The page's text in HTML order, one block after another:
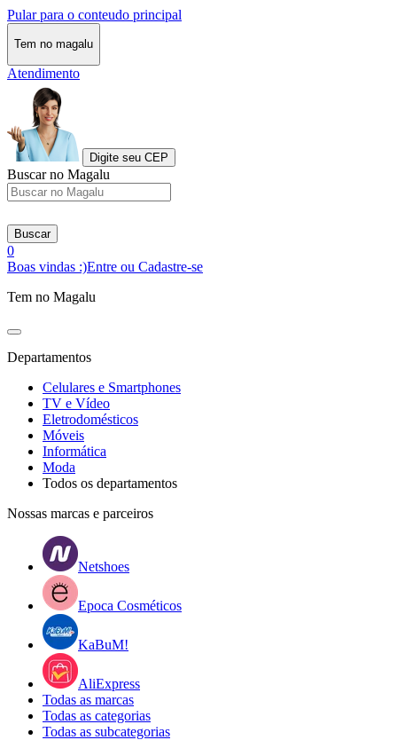
Pular para o conteudo principal
Tem no magalu
Atendimento
Digite seu CEP
Buscar no Magalu
Buscar
0
Boas vindas :)Entre ou Cadastre-se
Tem no Magalu
Departamentos
Celulares e Smartphones
TV e Vídeo
Eletrodomésticos
Móveis
Informática
Moda
Todos os departamentos
Nossas marcas e parceiros
Netshoes
Epoca Cosméticos
KaBuM!
AliExpress
Todas as marcas
Todas as categorias
Todas as subcategorias